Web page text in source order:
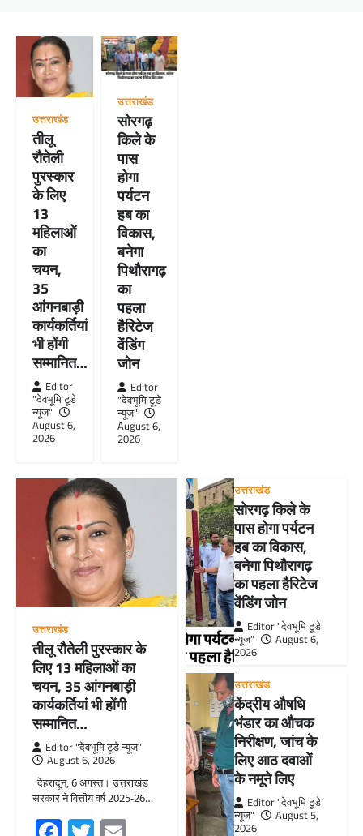
उत्तराखंड
तीलू
रौतेली
पुरस्कार
के लिए
13
महिलाओं
का
चयन,
35
आंगनबाड़ी
कार्यकर्तियां
भी होंगी
सम्मानित…
Editor
"देवभूमि टूडे
न्यूज"
August 6,
2026
उत्तराखंड
सोरगढ़
किले के
पास
होगा
पर्यटन
हब का
विकास,
बनेगा
पिथौरागढ़
का
पहला
हैरिटेज
वेंडिंग
जोन
Editor
"देवभूमि टूडे
न्यूज"
August 6,
2026
उत्तराखंड
तीलू रौतेली पुरस्कार के
लिए 13 महिलाओं का
चयन, 35 आंगनबाड़ी
कार्यकर्तियां भी होंगी
सम्मानित…
Editor "देवभूमि टूडे न्यूज"
August 6, 2026
देहरादून, 6 अगस्त। उत्तराखंड
सरकार ने वित्तीय वर्ष 2025-26…
उत्तराखंड
सोरगढ़ किले के
पास होगा पर्यटन
हब का विकास,
बनेगा पिथौरागढ़
का पहला हैरिटेज
वेंडिंग जोन
Editor "देवभूमि टूडे
न्यूज"
August 6,
2026
उत्तराखंड
केंद्रीय औषधि
भंडार का औचक
निरीक्षण, जांच के
लिए आठ दवाओं
के नमूने लिए
Editor "देवभूमि टूडे
न्यूज"
August 5,
2026